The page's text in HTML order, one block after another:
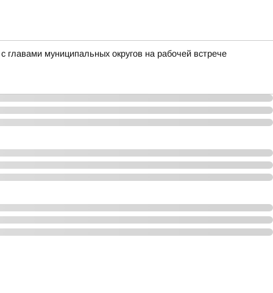
главами муниципальных округов на рабочей встрече